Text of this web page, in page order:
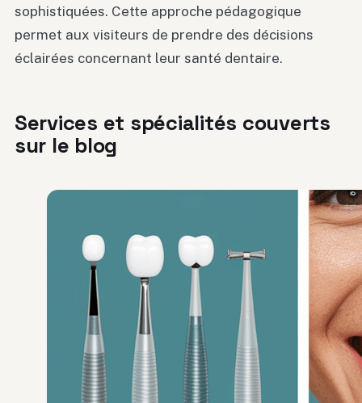
sophistiquées. Cette approche pédagogique
permet aux visiteurs de prendre des décisions
éclairées concernant leur santé dentaire.
Services et spécialités couverts
sur le blog